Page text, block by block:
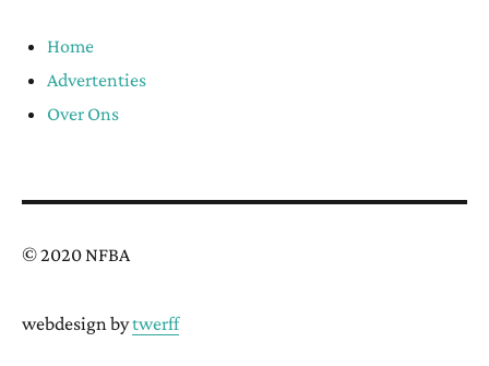
Home
Advertenties
Over Ons
© 2020 NFBA
webdesign bytwerff